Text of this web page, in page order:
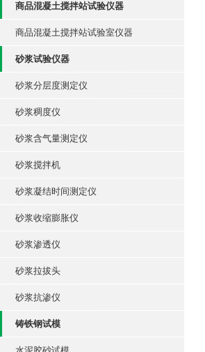
商品混凝土搅拌站试验仪器
商品混凝土搅拌站试验室仪器
砂浆试验仪器
砂浆分层度测定仪
砂浆稠度仪
砂浆含气量测定仪
砂浆搅拌机
砂浆凝结时间测定仪
砂浆收缩膨胀仪
砂浆渗透仪
砂浆拉拔头
砂浆抗渗仪
铸铁钢试模